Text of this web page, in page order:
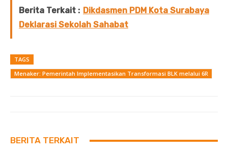
Berita Terkait : Dikdasmen PDM Kota Surabaya
Deklarasi Sekolah Sahabat
TAGS
Menaker: Pemerintah Implementasikan Transformasi BLK melalui 6R
BERITA TERKAIT